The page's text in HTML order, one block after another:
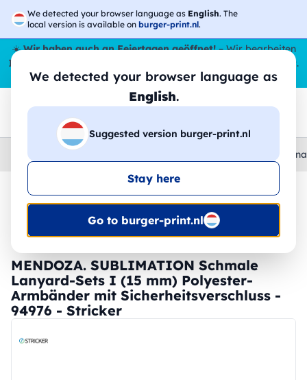
We detected your browser language as English. The
local version is available on burger-print.nl.
We detected your browser language as
English.
Suggested version burger-print.nl
Stay here
Go to burger-print.nl
☀️Wir haben auch an Feiertagen geöffnet!– Wir bearbeiten
Ihre Bestellungen den ganzen Sommer über,
sogar im August.
😎🌴
Home schlusselanhanger-und-lanyards-
🔥 -30 % DTF-Druck
MENDOZA. SUBLIMATION Schmale
Lanyard-Sets I (15 mm) Polyester-
Armbänder mit Sicherheitsverschluss -
94976 - Stricker